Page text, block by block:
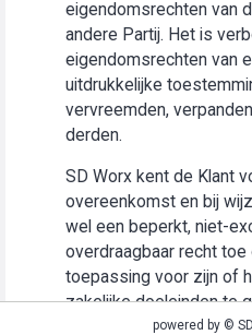
eigendomsrechten van
andere Partij. Het is
eigendomsrechten van
uitdrukkelijke
vervreemden,
derden.
SD Worx kent de Klant
overeenkomst en bij
wel een beperkt, niet-
overdraagbaar recht
toepassing voor zijn of
zakelijke doeleinden te
(“Gebruiksrecht”).
powered by ©